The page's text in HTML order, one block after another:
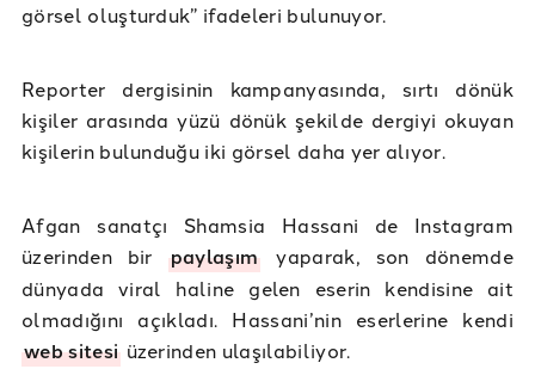
görsel oluşturduk” ifadeleri bulunuyor.
Reporter dergisinin kampanyasında, sırtı dönük
kişiler arasında yüzü dönük şekilde dergiyi okuyan
kişilerin bulunduğu iki görsel daha yer alıyor.
Afgan sanatçı Shamsia Hassani de Instagram
üzerinden bir paylaşım yaparak, son dönemde
dünyada viral haline gelen eserin kendisine ait
olmadığını açıkladı. Hassani’nin eserlerine kendi
web sitesi üzerinden ulaşılabiliyor.